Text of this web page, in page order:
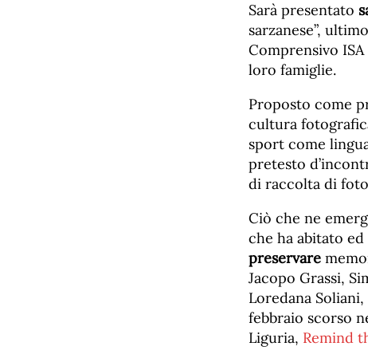
Sarà presentato
sarzanese”,
Comprensivo
loro famiglie.
Proposto come
cultura
sport come
pretesto
di raccolta di
Ciò che ne
che ha abitato
preservare
Jacopo Grassi,
Loredana
febbraio scorso
Liguria, Remind